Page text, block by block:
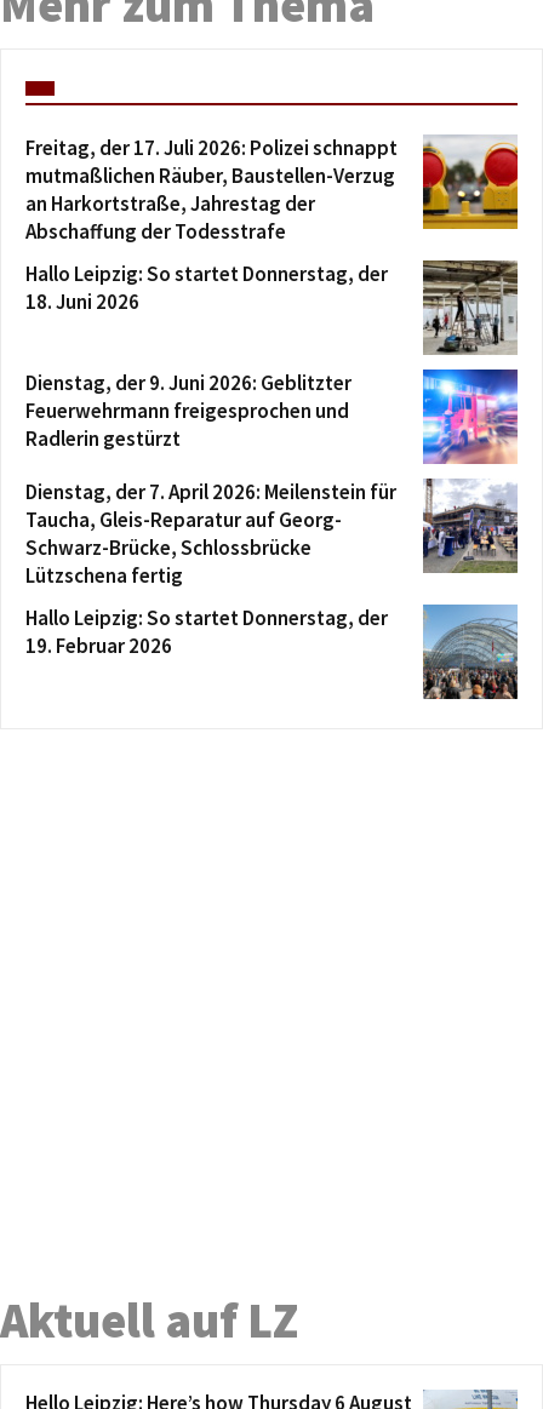
Freitag, der 17. Juli 2026: Polizei schnappt
mutmaßlichen Räuber, Baustellen-Verzug
an Harkortstraße, Jahrestag der
Abschaffung der Todesstrafe
Hallo Leipzig: So startet Donnerstag, der
18. Juni 2026
Dienstag, der 9. Juni 2026: Geblitzter
Feuerwehrmann freigesprochen und
Radlerin gestürzt
Dienstag, der 7. April 2026: Meilenstein für
Taucha, Gleis-Reparatur auf Georg-
Schwarz-Brücke, Schlossbrücke
Lützschena fertig
Hallo Leipzig: So startet Donnerstag, der
19. Februar 2026
Aktuell auf LZ
Hello Leipzig: Here’s how Thursday 6 August